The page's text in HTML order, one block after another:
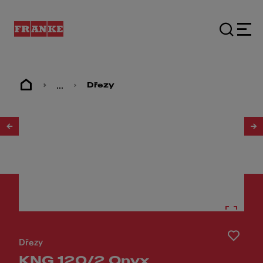
... Dřezy
Dřezy